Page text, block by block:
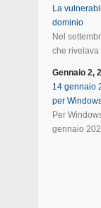
La
dominio
Nel
che
Gennaio 2,
14 gennaio
per
Per
gennaio